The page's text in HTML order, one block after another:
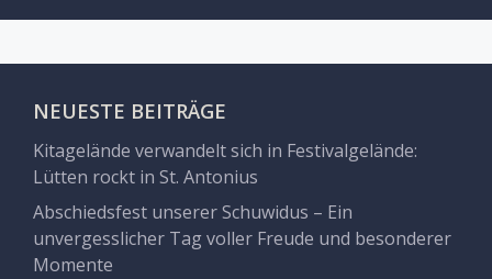
NEUESTE BEITRÄGE
Kitagelände verwandelt sich in Festivalgelände:
Lütten rockt in St. Antonius
Abschiedsfest unserer Schuwidus – Ein
unvergesslicher Tag voller Freude und besonderer
Momente